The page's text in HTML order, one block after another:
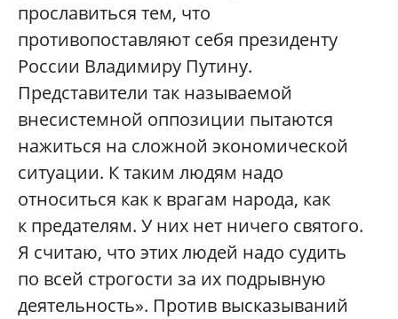
прославиться тем, что
противопоставляют себя президенту
России Владимиру Путину.
Представители так называемой
внесистемной оппозиции пытаются
нажиться на сложной экономической
ситуации. К таким людям надо
относиться как к врагам народа, как
к предателям. У них нет ничего святого.
Я считаю, что этих людей надо судить
по всей строгости за их подрывную
деятельность». Против высказываний